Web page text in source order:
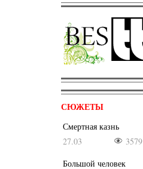
СЮЖЕТЫ
Смертная казнь
27.03
3579
Большой человек